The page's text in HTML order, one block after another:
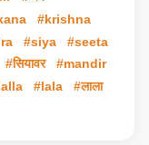
#krishna
#siya
#seeta
#सियावर
#mandir
#lala
#लाला